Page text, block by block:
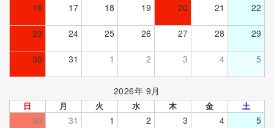
16 17 18 19 20 21 22
23 24 25 26 27 28 29
30 31 1 2 3 4 5
2026年 9月
日 月 火 水 木 金 土
30 31 1 2 3 4 5